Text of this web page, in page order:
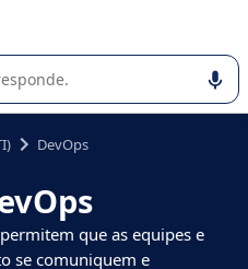
na seleção de software
DevOps
que as equipes e
se comuniquem e